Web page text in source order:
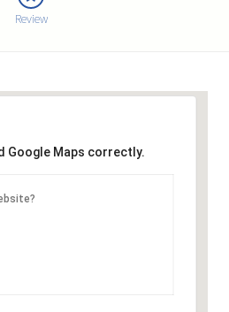
Review
Google Maps correctly.